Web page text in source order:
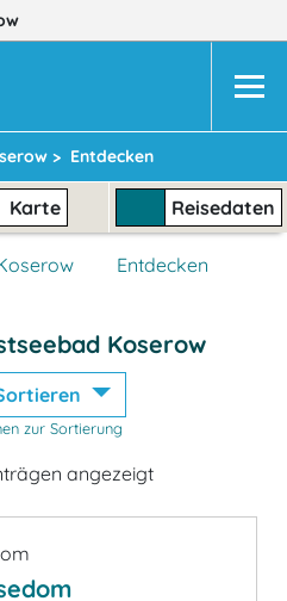
> Entdecken
Karte Reisedaten
Entdecken
Koserow
zur Sortierung
angezeigt